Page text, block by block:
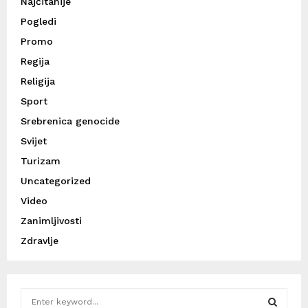
Pogledi
Promo
Regija
Religija
Sport
Srebrenica genocide
Svijet
Turizam
Uncategorized
Video
Zanimljivosti
Zdravlje